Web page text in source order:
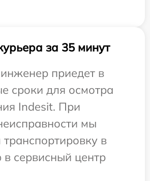
за 35 минут
приедет в
сроки для осмотра
Indesit. При
мы
в
в сервисный центр